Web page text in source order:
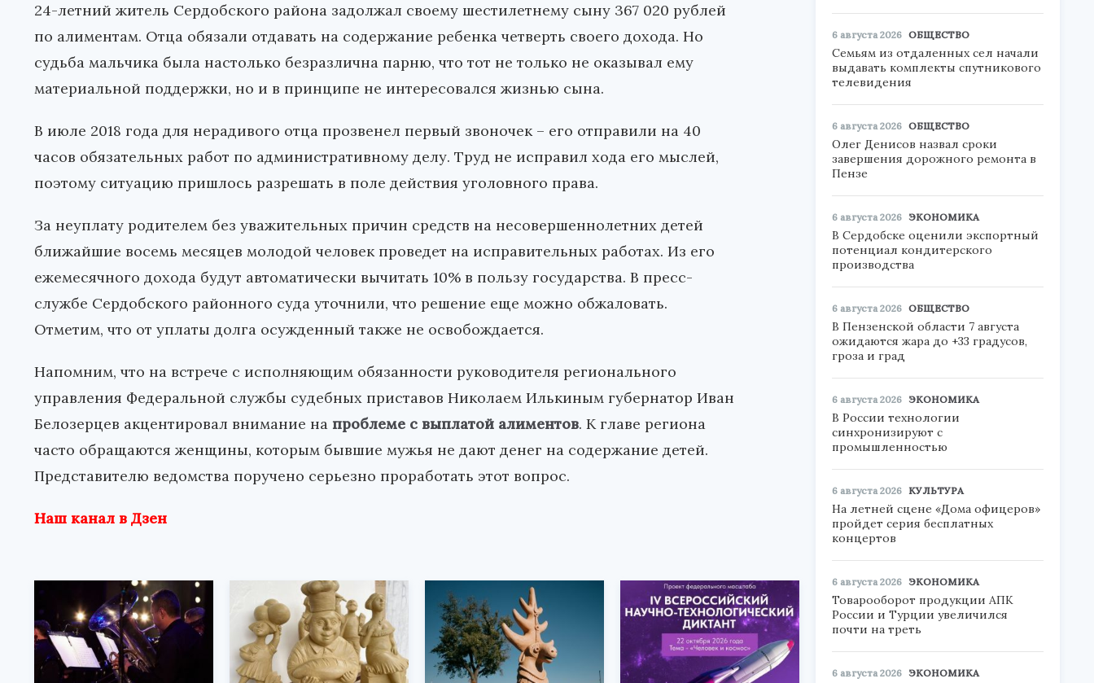
24-летний житель Сердобского района задолжал своему шестилетнему сыну 367 020 рублей
по алиментам. Отца обязали отдавать на содержание ребенка четверть своего дохода. Но
судьба мальчика была настолько безразлична парню, что тот не только не оказывал ему
материальной поддержки, но и в принципе не интересовался жизнью сына.
В июле 2018 года для нерадивого отца прозвенел первый звоночек – его отправили на 40
часов обязательных работ по административному делу. Труд не исправил хода его мыслей,
поэтому ситуацию пришлось разрешать в поле действия уголовного права.
За неуплату родителем без уважительных причин средств на несовершеннолетних детей
ближайшие восемь месяцев молодой человек проведет на исправительных работах. Из его
ежемесячного дохода будут автоматически вычитать 10% в пользу государства. В пресс-
службе Сердобского районного суда уточнили, что решение еще можно обжаловать.
Отметим, что от уплаты долга осужденный также не освобождается.
Напомним, что на встрече с исполняющим обязанности руководителя регионального
управления Федеральной службы судебных приставов Николаем Илькиным губернатор Иван
Белозерцев акцентировал внимание на проблеме с выплатой алиментов. К главе региона
часто обращаются женщины, которым бывшие мужья не дают денег на содержание детей.
Представителю ведомства поручено серьезно проработать этот вопрос.
Наш канал в Дзен
6 августа 2026 ОБЩЕСТВО
Семьям из отдаленных сел начали
выдавать комплекты спутникового
телевидения
6 августа 2026 ОБЩЕСТВО
Олег Денисов назвал сроки
завершения дорожного ремонта в
Пензе
6 августа 2026 ЭКОНОМИКА
В Сердобске оценили экспортный
потенциал кондитерского
производства
6 августа 2026 ОБЩЕСТВО
В Пензенской области 7 августа
ожидаются жара до +33 градусов,
гроза и град
6 августа 2026 ЭКОНОМИКА
В России технологии
синхронизируют с
промышленностью
6 августа 2026 КУЛЬТУРА
На летней сцене «Дома офицеров»
пройдет серия бесплатных
концертов
6 августа 2026 ЭКОНОМИКА
Товарооборот продукции АПК
России и Турции увеличился
почти на треть
6 августа 2026 ЭКОНОМИКА